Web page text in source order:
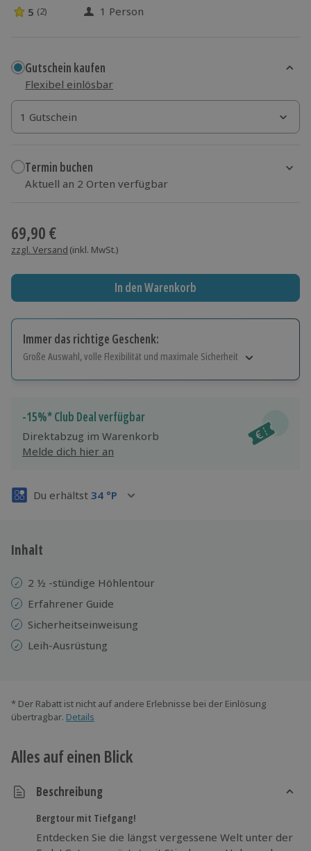
5 Sterne von 5 aus 2 Bewertungen
5 (2) 1 Person
Gutschein kaufen
Flexibel einlösbar
1 Gutschein
1 Gutschein
1 Gutschein
Termin buchen
Aktuell an 2 Orten verfügbar
69,90 €
zzgl. Versand (inkl. MwSt.)
In den Warenkorb
Immer das richtige Geschenk:
Große Auswahl, volle Flexibilität und maximale Sicherheit
Jeder Gutschein für alle Erlebnisse einlösbar.
Maximale Sicherheit
3 Jahre gültig & verlängerbar.
-15%* Club Deal verfügbar
Direktabzug im Warenkorb
Melde dich hier an
Du erhältst 34 °P
Inhalt
2 ½ -stündige Höhlentour
Erfahrener Guide
Sicherheitseinweisung
Leih-Ausrüstung
* Der Rabatt ist nicht auf andere Erlebnisse bei der Einlösung
übertragbar. Details
Alles auf einen Blick
Beschreibung
Bergtour mit Tiefgang!
Entdecken Sie die längst vergessene Welt unter der